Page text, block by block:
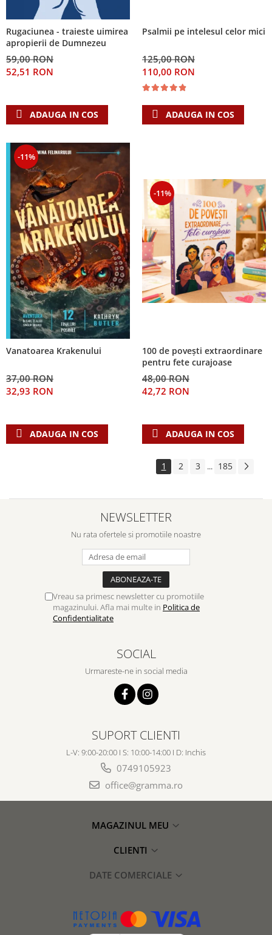
Rugaciunea - traieste uimirea
apropierii de Dumnezeu
59,00 RON
52,51 RON
ADAUGA IN COS
Psalmii pe intelesul celor mici
125,00 RON
110,00 RON
ADAUGA IN COS
-11%
Vanatoarea Krakenului
37,00 RON
32,93 RON
ADAUGA IN COS
-11%
100 de povești extraordinare
pentru fete curajoase
48,00 RON
42,72 RON
ADAUGA IN COS
1 2 3 ... 185
NEWSLETTER
Nu rata ofertele si promotiile noastre
Vreau sa primesc newsletter cu promotiile
magazinului. Afla mai multe in Politica de
Confidentialitate
SOCIAL
Urmareste-ne in social media
SUPORT CLIENTI
L-V: 9:00-20:00 I S: 10:00-14:00 I D: Inchis
0749105923
office@gramma.ro
MAGAZINUL MEU
CLIENTI
DATE COMERCIALE